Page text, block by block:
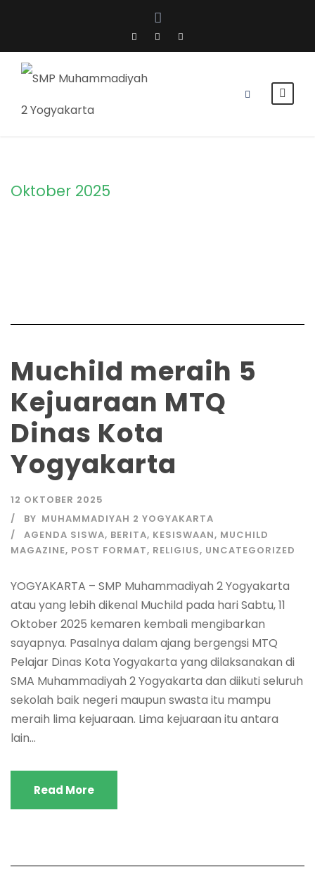
Oktober 2025
Muchild meraih 5
Kejuaraan MTQ
Dinas Kota
Yogyakarta
12 OKTOBER 2025
BY MUHAMMADIYAH 2 YOGYAKARTA
AGENDA SISWA, BERITA, KESISWAAN, MUCHILD
MAGAZINE, POST FORMAT, RELIGIUS, UNCATEGORIZED
YOGYAKARTA – SMP Muhammadiyah 2 Yogyakarta
atau yang lebih dikenal Muchild pada hari Sabtu, 11
Oktober 2025 kemaren kembali mengibarkan
sayapnya. Pasalnya dalam ajang bergengsi MTQ
Pelajar Dinas Kota Yogyakarta yang dilaksanakan di
SMA Muhammadiyah 2 Yogyakarta dan diikuti seluruh
sekolah baik negeri maupun swasta itu mampu
meraih lima kejuaraan. Lima kejuaraan itu antara
lain...
Read More